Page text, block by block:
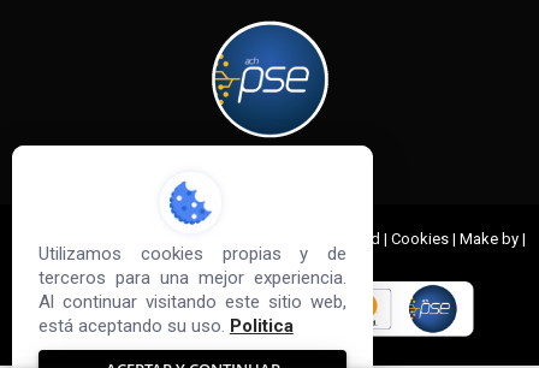
Utilizamos cookies propias y de
terceros para una mejor experiencia.
Al continuar visitando este sitio web,
está aceptando su uso. Politica
© 2022 G&J Empresas de Acero. All Rights Reserved | Cookies | Make by |
Sd3